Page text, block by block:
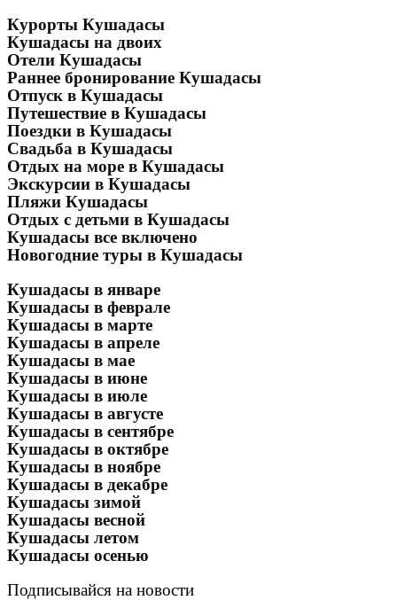
Курорты Кушадасы
Кушадасы на двоих
Отели Кушадасы
Раннее бронирование Кушадасы
Отпуск в Кушадасы
Путешествие в Кушадасы
Поездки в Кушадасы
Свадьба в Кушадасы
Отдых на море в Кушадасы
Экскурсии в Кушадасы
Пляжи Кушадасы
Отдых с детьми в Кушадасы
Кушадасы все включено
Новогодние туры в Кушадасы
Кушадасы в январе
Кушадасы в феврале
Кушадасы в марте
Кушадасы в апреле
Кушадасы в мае
Кушадасы в июне
Кушадасы в июле
Кушадасы в августе
Кушадасы в сентябре
Кушадасы в октябре
Кушадасы в ноябре
Кушадасы в декабре
Кушадасы зимой
Кушадасы весной
Кушадасы летом
Кушадасы осенью
Подписывайся на новости